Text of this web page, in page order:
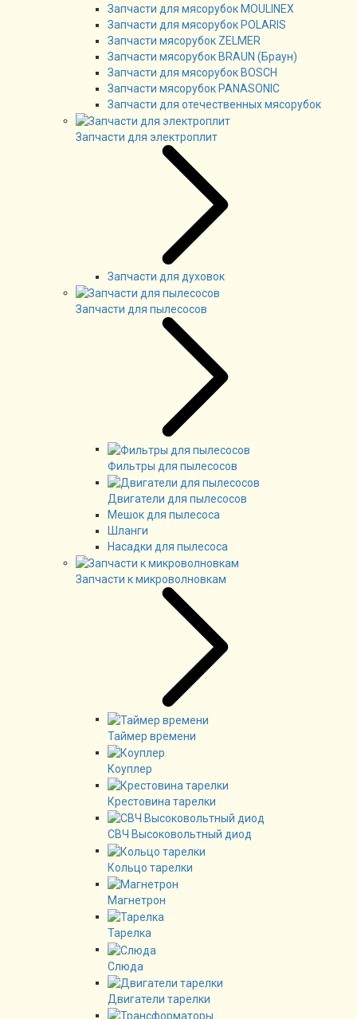
Запчасти для мясорубок MOULINEX
Запчасти для мясорубок POLARIS
Запчасти мясорубок ZELMER
Запчасти мясорубок BRAUN (Браун)
Запчасти для мясорубок BOSCH
Запчасти мясорубок PANASONIC
Запчасти для отечественных мясорубок
Запчасти для электроплит
Запчасти для духовок
Запчасти для пылесосов
Фильтры для пылесосов
Двигатели для пылесосов
Мешок для пылесоса
Шланги
Насадки для пылесоса
Запчасти к микроволновкам
Таймер времени
Коуплер
Крестовина тарелки
СВЧ Высоковольтный диод
Кольцо тарелки
Магнетрон
Тарелка
Слюда
Двигатели тарелки